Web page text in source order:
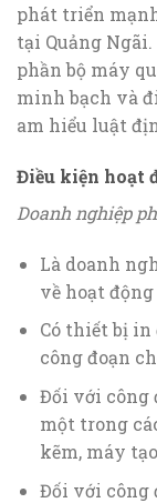
phát triển
tại Quảng
phần bộ máy
minh bạch và
am hiểu luật
Điều kiện hoạt
Doanh nghiệp
Là doanh
về hoạt
Có thiết bị
công đoạn
Đối với công
một trong
kẽm, máy
Đối với công